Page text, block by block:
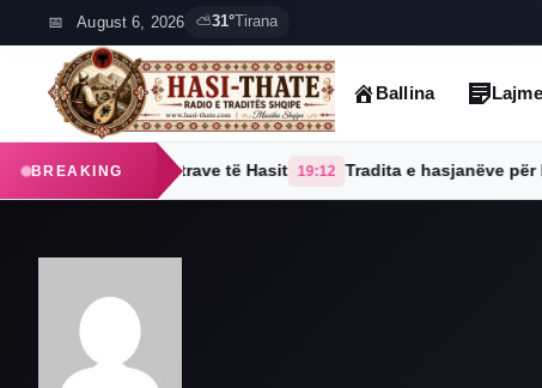
to
content
August 6, 2026 ⛅31° Tirana
Ballina Lajme
BREAKING
fshatrave të Hasit 19:12 Tradita e hasjanëve për bukë – Video